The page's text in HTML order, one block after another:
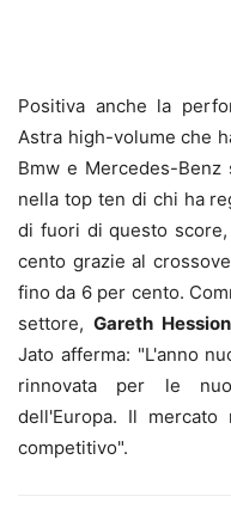
Positiva anche la
Astra high-volume che
Bmw e Mercedes-
nella top ten di chi ha
di fuori di questo score,
cento grazie al
fino da 6 per cento.
settore, Gareth Hession
Jato afferma: "L'anno
rinnovata per le
dell'Europa. Il mercato
competitivo".